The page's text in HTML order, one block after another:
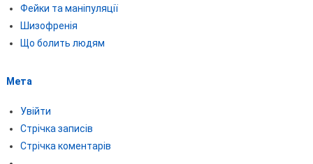
Фейки та маніпуляції
Шизофренія
Що болить людям
Мета
Увійти
Стрічка записів
Стрічка коментарів